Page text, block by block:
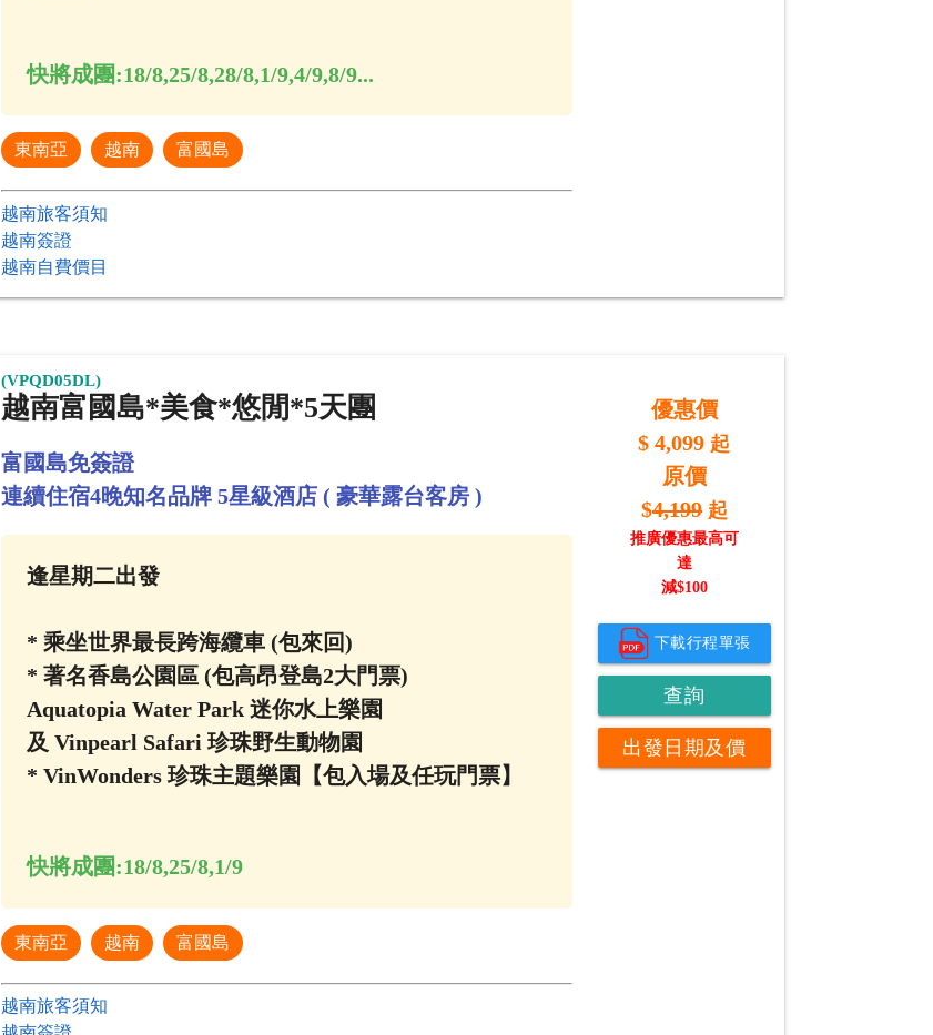
快將成團:18/8,25/8,28/8,1/9,4/9,8/9...
東南亞 越南 富國島
越南旅客須知
越南簽證
越南自費價目
(VPQD05DL)
越南富國島*美食*悠閒*5天團
富國島免簽證
連續住宿4晚知名品牌 5星級酒店 ( 豪華露台客房 )
逢星期二出發
* 乘坐世界最長跨海纜車 (包來回)
* 著名香島公園區 (包高昂登島2大門票)
Aquatopia Water Park 迷你水上樂園
及 Vinpearl Safari 珍珠野生動物園
* VinWonders 珍珠主題樂園【包入場及任玩門票】
快將成團:18/8,25/8,1/9
東南亞 越南 富國島
越南旅客須知
優惠價
$4,099 起
原價
$4,199 起
推廣優惠最高可
達
減$100
下載行程單張
查詢
出發日期及價